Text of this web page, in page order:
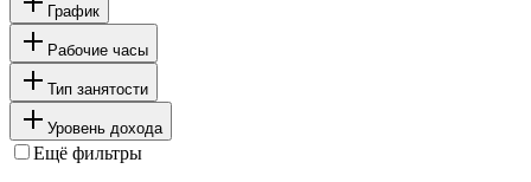
График
Рабочие часы
Тип занятости
Уровень дохода
Ещё фильтры